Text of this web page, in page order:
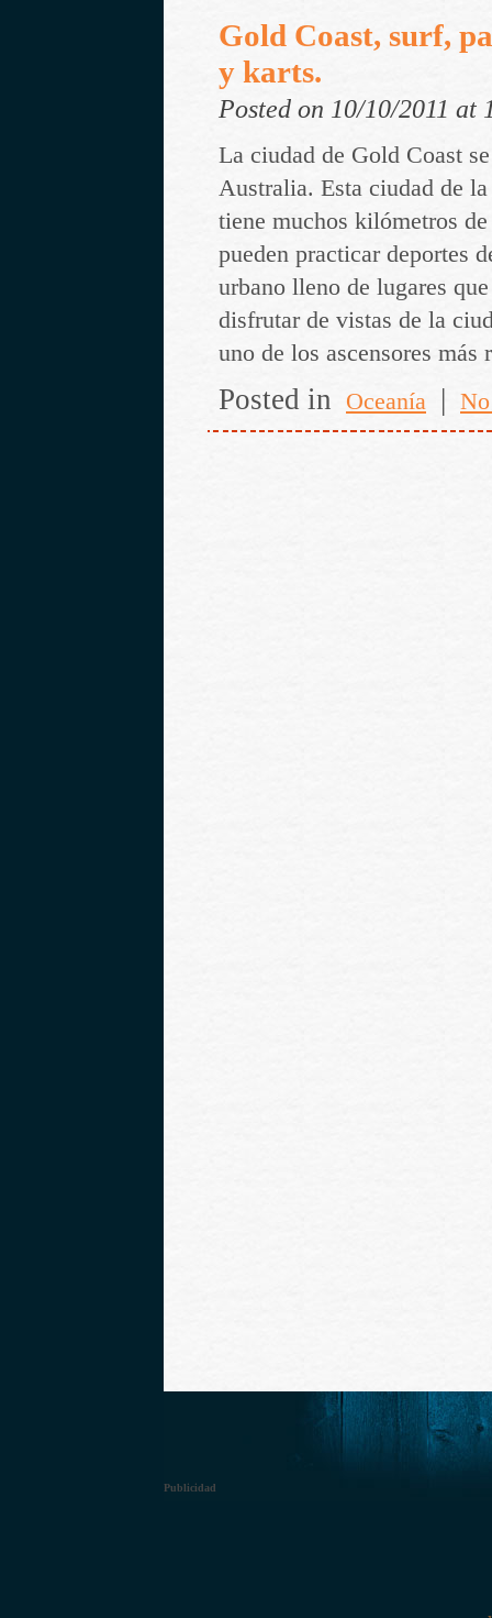
Gold Coast, surf,
y karts.
Posted on 10/10/2011 at
La ciudad de Gold Coast
Australia. Esta ciudad de
tiene muchos kilómetros
pueden practicar deportes
urbano lleno de lugares
disfrutar de vistas de la
uno de los ascensores
Posted in Oceanía |
Publicidad